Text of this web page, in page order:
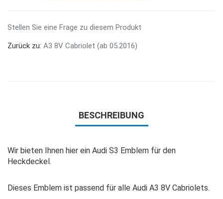
Stellen Sie eine Frage zu diesem Produkt
Zurück zu: A3 8V Cabriolet (ab 05.2016)
BESCHREIBUNG
Wir bieten Ihnen hier ein Audi S3 Emblem für den
Heckdeckel.
Dieses Emblem ist passend für alle Audi A3 8V Cabriolets.